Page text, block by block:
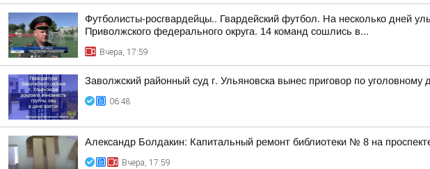
Футболисты-росгвардейцы.. Гвардейский футбол. На несколько дней
Приволжского федерального округа. 14 команд сошлись в...
Вчера, 17:59
Заволжский районный суд г. Ульяновска вынес приговор по
06:48
Александр Болдакин: Капитальный ремонт библиотеки № 8 на
Вчера, 17:59